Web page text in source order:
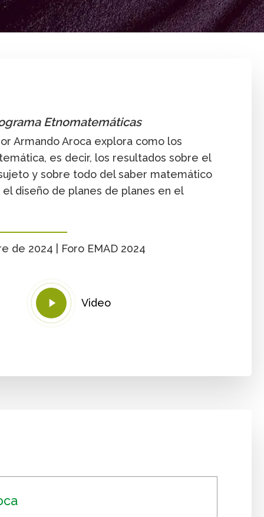
Etnomatemáticas
Armando Aroca explora como los
es decir, los resultados sobre el
y sobre todo del saber matemático
diseño de planes de planes en el
de 2024 | Foro EMAD 2024
Play
Video
Video